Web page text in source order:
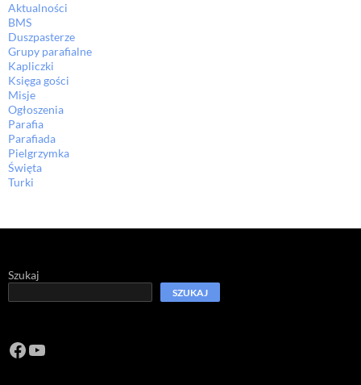
Aktualności
BMS
Duszpasterze
Grupy parafialne
Kapliczki
Księga gości
Misje
Ogłoszenia
Parafia
Parafiada
Pielgrzymka
Święta
Turki
Szukaj
SZUKAJ
Facebook
https://www.youtube.com/channel/